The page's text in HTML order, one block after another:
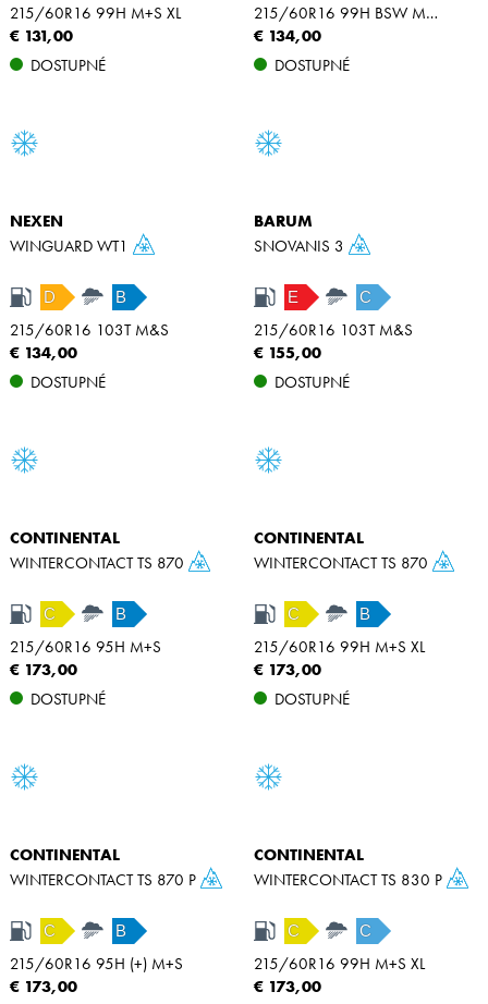
215/60R16 99H M+S XL
€ 131,00
DOSTUPNÉ
215/60R16 99H BSW M+S XL
€ 134,00
DOSTUPNÉ
NEXEN
WINGUARD WT1
D B
215/60R16 103T M&S
€ 134,00
DOSTUPNÉ
BARUM
SNOVANIS 3
E C
215/60R16 103T M&S
€ 155,00
DOSTUPNÉ
CONTINENTAL
WINTERCONTACT TS 870
C B
215/60R16 95H M+S
€ 173,00
DOSTUPNÉ
CONTINENTAL
WINTERCONTACT TS 870
C B
215/60R16 99H M+S XL
€ 173,00
DOSTUPNÉ
CONTINENTAL
WINTERCONTACT TS 870 P
C B
215/60R16 95H (+) M+S
€ 173,00
CONTINENTAL
WINTERCONTACT TS 830 P
C C
215/60R16 99H M+S XL
€ 173,00